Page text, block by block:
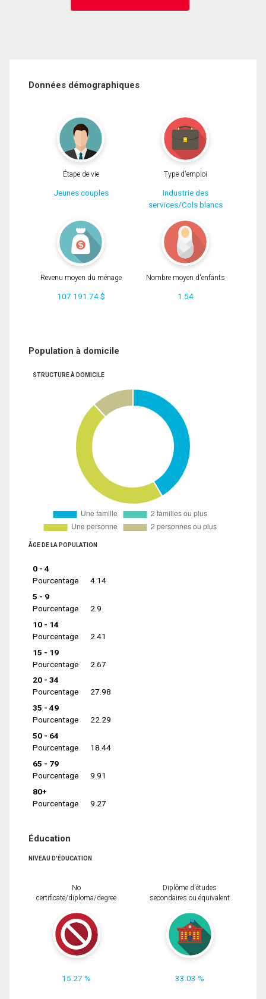
Données démographiques
Étape de vie
Jeunes couples
Type d'emploi
Industrie des
services/Cols blancs
Revenu moyen du ménage
107 191.74 $
Nombre moyen d'enfants
1.54
Population à domicile
STRUCTURE À DOMICILE
ÂGE DE LA POPULATION
0 - 4
Pourcentage
4.14
5 - 9
Pourcentage
2.9
10 - 14
Pourcentage
2.41
15 - 19
Pourcentage
2.67
20 - 34
Pourcentage
27.98
35 - 49
Pourcentage
22.29
50 - 64
Pourcentage
18.44
65 - 79
Pourcentage
9.91
80+
Pourcentage
9.27
Éducation
NIVEAU D'ÉDUCATION
No
certificate/diploma/degree
15.27 %
Diplôme d'études
secondaires ou équivalent
33.03 %